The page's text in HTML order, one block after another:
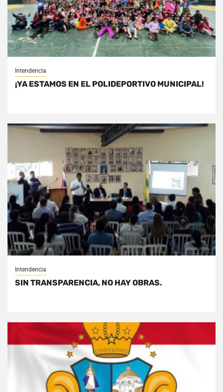
Intendencia
¡YA ESTAMOS EN EL POLIDEPORTIVO MUNICIPAL!
Intendencia
SIN TRANSPARENCIA, NO HAY OBRAS.